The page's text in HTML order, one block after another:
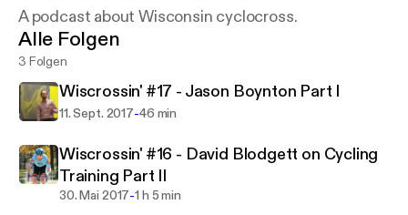
A podcast about Wisconsin cyclocross.
Alle Folgen
3 Folgen
Wiscrossin' #17 - Jason Boynton Part I
11. Sept. 2017-46 min
Wiscrossin' #16 - David Blodgett on Cycling
Training Part II
30. Mai 2017-1 h 5 min